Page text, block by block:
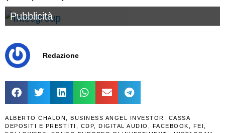
Pubblicità
Redazione
ALBERTO CHALON BUSINESS ANGEL INVESTOR
CASSA
DEPOSITI E PRESTITI
CDP DIGITAL AUDIO FACEBOOK FEI